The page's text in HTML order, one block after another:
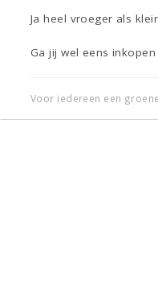
Ja heel vroeger als
Ga jij wel eens
Voor iedereen een